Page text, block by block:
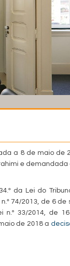
a 8 de maio de
e
da Lei do
74/2013, de 6 de
33/2014, de
de 2018 a